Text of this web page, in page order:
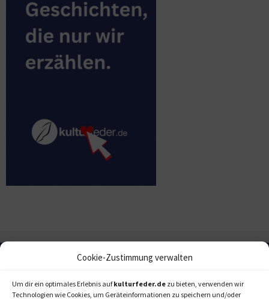
Cookie-Zustimmung verwalten
Um dir ein optimales Erlebnis aufkulturfeder.de zu bieten, verwenden wir
Technologien wie Cookies, um Geräteinformationen zu speichern und/oder